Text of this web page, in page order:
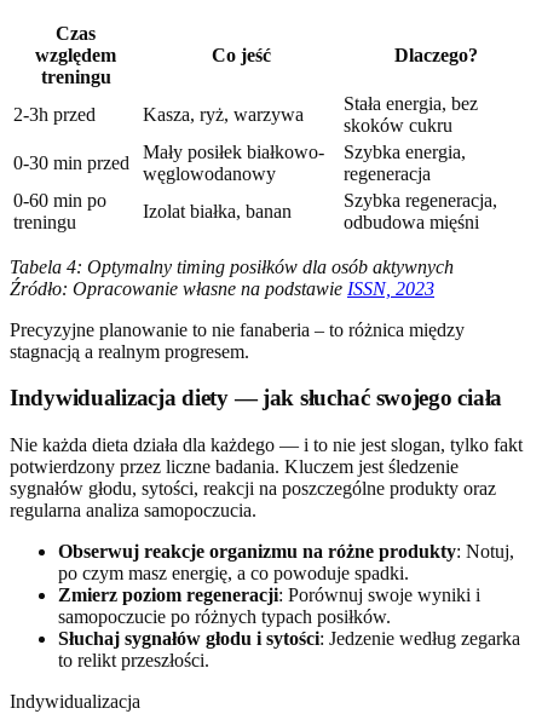
Czas
względem
treningu
Co jeść Dlaczego?
2-3h przed Kasza, ryż, warzywa
Stała energia, bez
skoków cukru
0-30 min przed
Mały posiłek białkowo-
węglowodanowy
Szybka energia,
regeneracja
0-60 min po
treningu
Izolat białka, banan
Szybka regeneracja,
odbudowa mięśni
Tabela 4: Optymalny timing posiłków dla osób aktywnych
Źródło: Opracowanie własne na podstawie ISSN, 2023
Precyzyjne planowanie to nie fanaberia – to różnica między
stagnacją a realnym progresem.
Indywidualizacja diety — jak słuchać swojego ciała
Nie każda dieta działa dla każdego — i to nie jest slogan, tylko fakt
potwierdzony przez liczne badania. Kluczem jest śledzenie
sygnałów głodu, sytości, reakcji na poszczególne produkty oraz
regularna analiza samopoczucia.
Obserwuj reakcje organizmu na różne produkty: Notuj,
po czym masz energię, a co powoduje spadki.
Zmierz poziom regeneracji: Porównuj swoje wyniki i
samopoczucie po różnych typach posiłków.
Słuchaj sygnałów głodu i sytości: Jedzenie według zegarka
to relikt przeszłości.
Indywidualizacja